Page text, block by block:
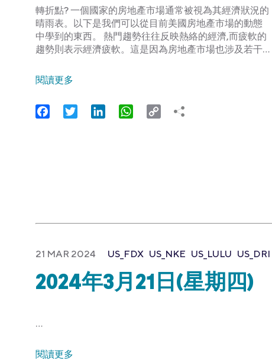
轉折點? 一個國家的房地產市場通常被視為其經濟狀況的
晴雨表。以下是我們可以從目前美國房地產市場的動態
中學到的東西。 熱門趨勢往往反映熱絡的經濟,而疲軟的
趨勢則表示經濟疲軟。這是因為房地產市場也涉及若干…
閱讀更多
FacebookTwitter LinkedIn WhatsApp
Copy
21 MAR 2024 US_FDX US_NKE US_LULU US_DRI
2024年3月21日(星期四)
…
閱讀更多